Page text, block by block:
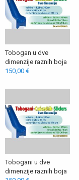
Tobogan u dve
dimenzije raznih boja
150,00 €
Tobogani u dve
dimenzije raznih boja